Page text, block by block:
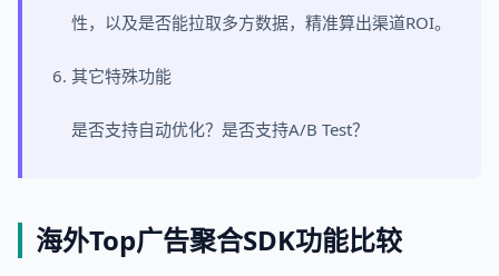
性，以及是否能拉取多方数据，精准算出渠道ROI。
其它特殊功能
是否支持自动优化？是否支持A/B Test？
海外Top广告聚合SDK功能比较